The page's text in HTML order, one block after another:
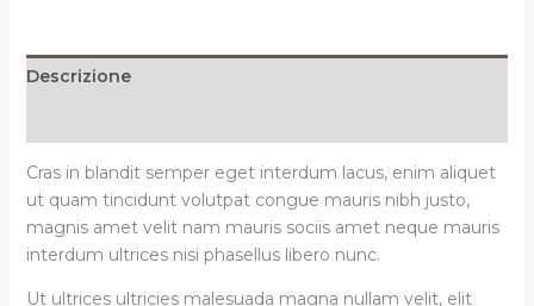
Descrizione
Cras in blandit semper eget interdum lacus, enim aliquet
ut quam tincidunt volutpat congue mauris nibh justo,
magnis amet velit nam mauris sociis amet neque mauris
interdum ultrices nisi phasellus libero nunc.
Ut ultrices ultricies malesuada magna nullam velit, elit